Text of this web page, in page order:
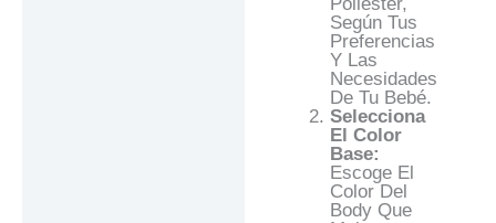
Según Tus
Preferencias
Y Las
Necesidades
De Tu Bebé.
Selecciona
El Color
Base:
Escoge El
Color Del
Body Que